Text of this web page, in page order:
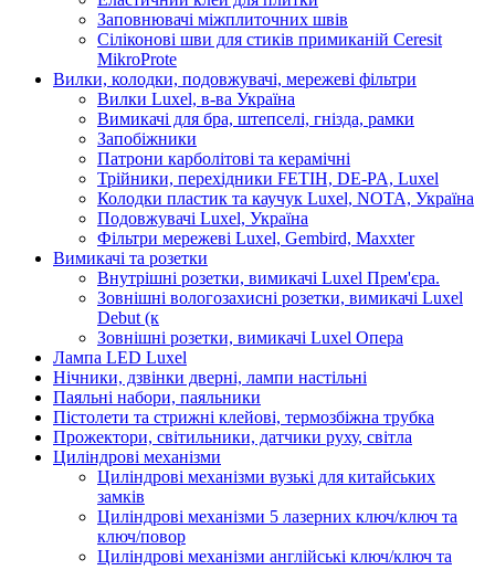
Заповнювачі міжплиточних швів
Сіліконові шви для стиків примиканій Ceresit
MikroProte
Вилки, колодки, подовжувачі, мережеві фільтри
Вилки Luxel, в-ва Україна
Вимикачі для бра, штепселі, гнізда, рамки
Запобіжники
Патрони карболітові та керамічні
Трійники, перехідники FETIH, DE-PA, Luxel
Колодки пластик та каучук Luxel, NOTA, Україна
Подовжувачі Luxel, Україна
Фільтри мережеві Luxel, Gembird, Maxxter
Вимикачі та розетки
Внутрішні розетки, вимикачі Luxel Прем'єра.
Зовнішні вологозахисні розетки, вимикачі Luxel
Debut (к
Зовнішні розетки, вимикачі Luxel Опера
Лампа LED Luxel
Нічники, дзвінки дверні, лампи настільні
Паяльні набори, паяльники
Пістолети та стрижні клейові, термозбіжна трубка
Прожектори, світильники, датчики руху, світла
Циліндрові механізми
Циліндрові механізми вузькі для китайських
замків
Циліндрові механізми 5 лазерних ключ/ключ та
ключ/повор
Циліндрові механізми англійські ключ/ключ та